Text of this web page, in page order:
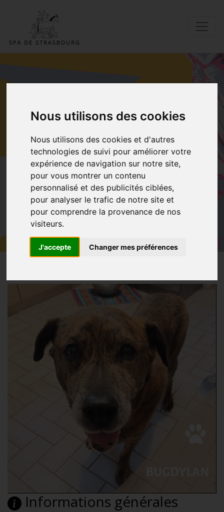
Nous utilisons des cookies
Nous utilisons des cookies et d'autres
technologies de suivi pour améliorer votre
expérience de navigation sur notre site,
pour vous montrer un contenu
personnalisé et des publicités ciblées,
pour analyser le trafic de notre site et
pour comprendre la provenance de nos
visiteurs.
J'accepte Changer mes préférences
ADOPTER UN DE
NOS
PENSIONNAIRES
Accueil Adopter Bugdylan
Informations générales